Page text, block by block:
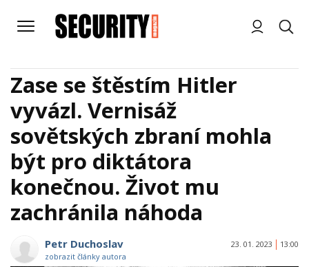
Zase se štěstím Hitler
vyvázl. Vernisáž
sovětských zbraní mohla
být pro diktátora
konečnou. Život mu
zachránila náhoda
Petr Duchoslav
zobrazit články autora
23. 01. 2023 13:00